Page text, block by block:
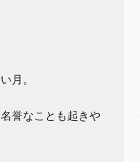
月。
誉なことも起きや